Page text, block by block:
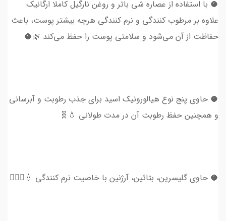
🥥 با استفاده از عصاره شی باتر و روغن نارگیل کاملا ارگانیک
علاوه بر مرطوب کنندگی و نرم کنندگی هرچه بیشتر پوست، باعث
حفاظت از آن می‌شود و سلامتی پوست را حفظ می‌کند 🌿🥥
🥥 حاوی پنج نوع هیالورونیک اسید برای جذب رطوبت و آبرسانی
و همچنین حفظ رطوبت آن در مدت طولانی 💧🧬
🥥 حاوی گلیسرین، بتائین، آرژنین با خاصیت نرم کنندگی 💧💆🏻‍♀